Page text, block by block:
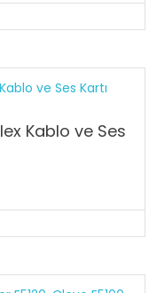
Kablo ve Ses